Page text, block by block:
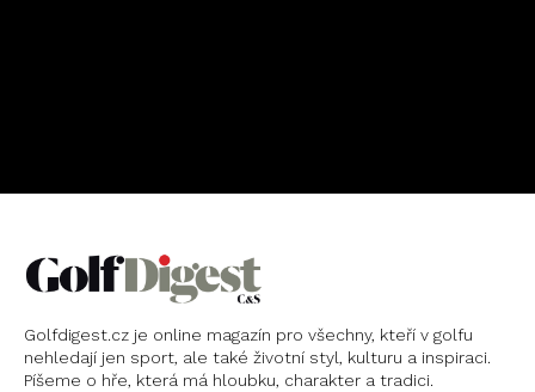
Golfdigest.cz je online magazín pro všechny, kteří v golfu
nehledají jen sport, ale také životní styl, kulturu a inspiraci.
Píšeme o hře, která má hloubku, charakter a tradici.